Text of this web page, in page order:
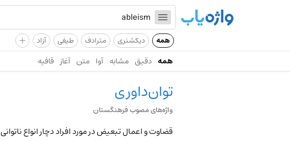
همه دیکشنری مترادف طیفی آزاد +
همه دقیق مشابه آوا متن آغاز قافیه
توان‌داوری
واژه‌های مصوب فرهنگستان
قضاوت و اعمال تبعیض در مورد افراد دچار انواع ناتوانی